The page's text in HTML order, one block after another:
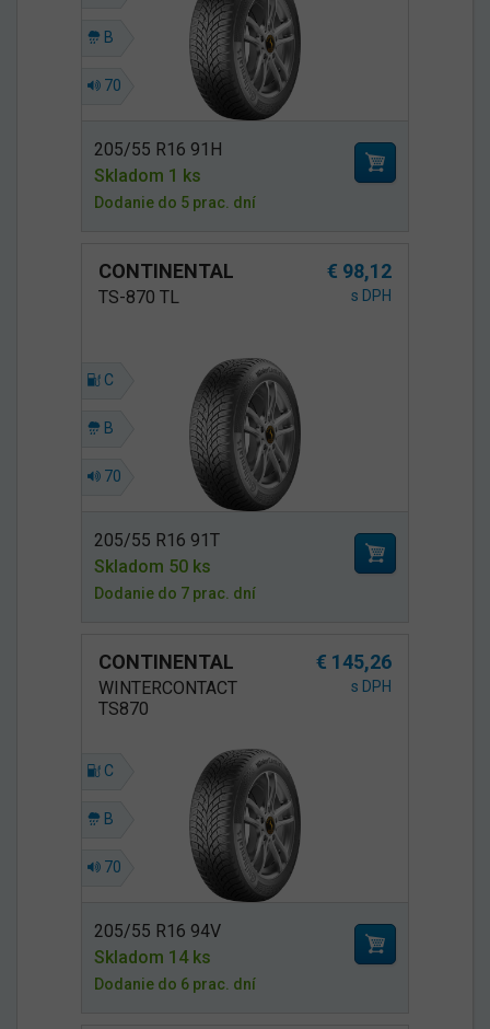
B
70
205/55 R16 91H
Skladom 1 ks
Dodanie do 5 prac. dní
CONTINENTAL € 98,12
TS-870 TL s DPH
C
B
70
205/55 R16 91T
Skladom 50 ks
Dodanie do 7 prac. dní
CONTINENTAL € 145,26
WINTERCONTACT
TS870
s DPH
C
B
70
205/55 R16 94V
Skladom 14 ks
Dodanie do 6 prac. dní